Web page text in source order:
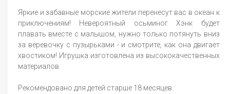
Яркие и забавные морские жители перенесут вас в океан к
приключениям! Невероятный осьминог Хэнк будет
плавать вместе с малышом, нужно только потянуть вниз
за веревочку с пузырьками - и смотрите, как она двигает
хвостиком! Игрушка изготовлена из высококачественных
материалов.
Рекомендовано для детей старше 18 месяцев.